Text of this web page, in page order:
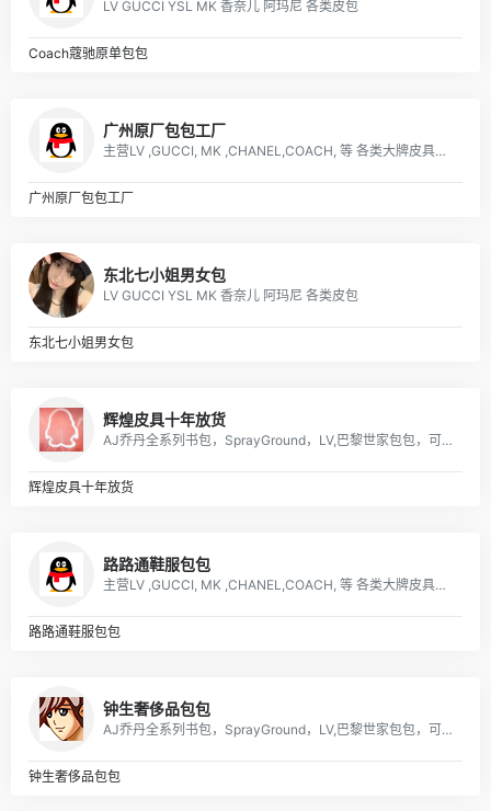
LV GUCCI YSL MK 香奈儿 阿玛尼 各类皮包
Coach蔻驰原单包包
广州原厂包包工厂
主营LV ,GUCCI, MK ,CHANEL,COACH, 等 各类大牌皮具、男女包、钱包. 描述: 广州 厂家直销 ，价格优惠
广州原厂包包工厂
东北七小姐男女包
LV GUCCI YSL MK 香奈儿 阿玛尼 各类皮包
东北七小姐男女包
辉煌皮具十年放货
AJ乔丹全系列书包，SprayGround，LV,巴黎世家包包，可下单，接各路大佬订单
辉煌皮具十年放货
路路通鞋服包包
主营LV ,GUCCI, MK ,CHANEL,COACH, 等 各类大牌皮具、男女包、钱包. 描述: 广州 厂家直销 ，价格优惠
路路通鞋服包包
钟生奢侈品包包
AJ乔丹全系列书包，SprayGround，LV,巴黎世家包包，可下单，接各路大佬订单
钟生奢侈品包包